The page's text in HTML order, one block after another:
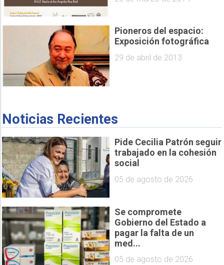
Pioneros del espacio:
Exposición fotográfica
29 de abril de 2013
Noticias Recientes
Pide Cecilia Patrón seguir
trabajado en la cohesión
social
05 de agosto de 2026
Se compromete
Gobierno del Estado a
pagar la falta de un
med...
05 de agosto de 2026